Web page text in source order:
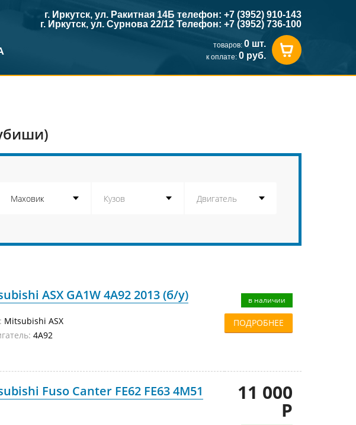
г. Иркутск, ул. Ракитная 14Б телефон: +7 (3952) 910-143
г. Иркутск, ул. Сурнова 22/12 Телефон: +7 (3952) 736-100
товаров: 0 шт.
к оплате: 0 руб.
ASX GA1W 4A92 2013 (б/у)
Mitsubishi ASX
4A92
в наличии
ПОДРОБНЕЕ
Fuso Canter FE62 FE63 4M51
11 000
Р